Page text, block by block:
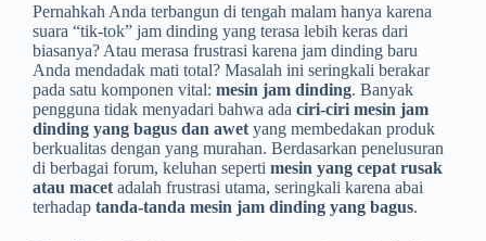
Pernahkah Anda terbangun di tengah malam hanya karena
suara “tik-tok” jam dinding yang terasa lebih keras dari
biasanya? Atau merasa frustrasi karena jam dinding baru
Anda mendadak mati total? Masalah ini seringkali berakar
pada satu komponen vital: mesin jam dinding. Banyak
pengguna tidak menyadari bahwa ada ciri-ciri mesin jam
dinding yang bagus dan awet yang membedakan produk
berkualitas dengan yang murahan. Berdasarkan penelusuran
di berbagai forum, keluhan seperti mesin yang cepat rusak
atau macet adalah frustrasi utama, seringkali karena abai
terhadap tanda-tanda mesin jam dinding yang bagus.